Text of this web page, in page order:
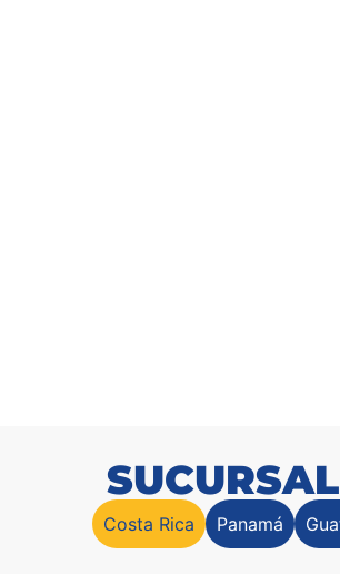
Costa Rica Panamá